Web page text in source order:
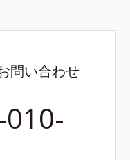
問い合わせ